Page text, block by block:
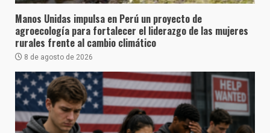
Manos Unidas impulsa en Perú un proyecto de
agroecología para fortalecer el liderazgo de las mujeres
rurales frente al cambio climático
8 de agosto de 2026